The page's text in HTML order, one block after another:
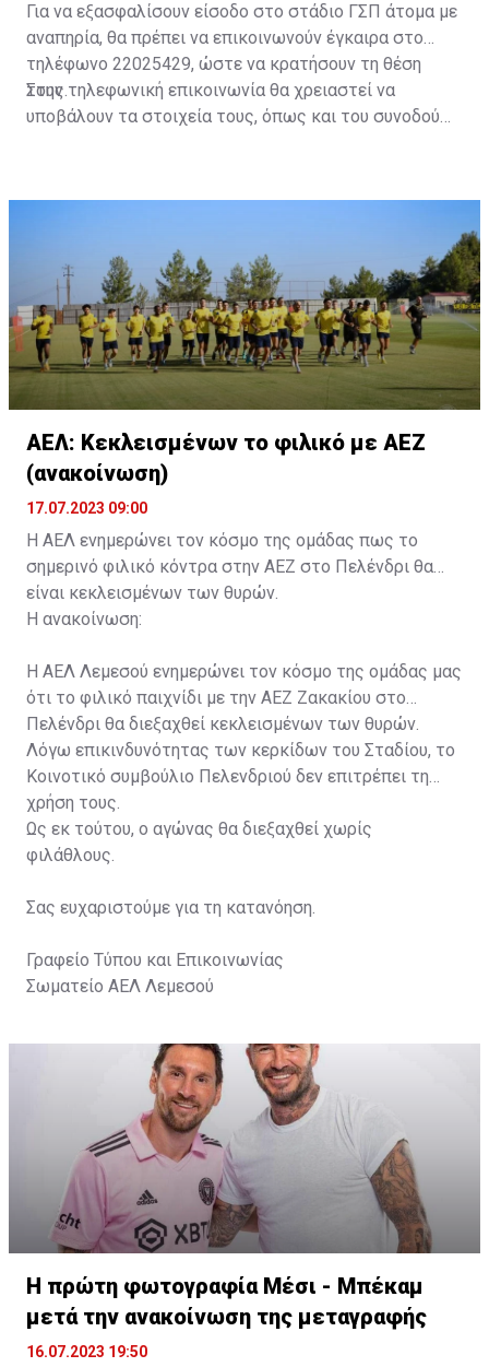
Για να εξασφαλίσουν είσοδο στο στάδιο ΓΣΠ άτομα με
αναπηρία, θα πρέπει να επικοινωνούν έγκαιρα στο
τηλέφωνο 22025429, ώστε να κρατήσουν τη θέση
τους.
Στην τηλεφωνική επικοινωνία θα χρειαστεί να
υποβάλουν τα στοιχεία τους, όπως και του συνοδού
κάρτα ΑμεΑ και αριθμός κάρτας φιλάθλου του
ΑΕΛ: Κεκλεισμένων το φιλικό με ΑΕΖ
(ανακοίνωση)
17.07.2023 09:00
Η ΑΕΛ ενημερώνει τον κόσμο της ομάδας πως το
σημερινό φιλικό κόντρα στην ΑΕΖ στο Πελένδρι θα
είναι κεκλεισμένων των θυρών.
Η ανακοίνωση:
Η ΑΕΛ Λεμεσού ενημερώνει τον κόσμο της ομάδας μας
ότι το φιλικό παιχνίδι με την ΑΕΖ Ζακακίου στο
Πελένδρι θα διεξαχθεί κεκλεισμένων των θυρών.
Λόγω επικινδυνότητας των κερκίδων του Σταδίου, το
Κοινοτικό συμβούλιο Πελενδριού δεν επιτρέπει τη
χρήση τους.
Ως εκ τούτου, ο αγώνας θα διεξαχθεί χωρίς
φιλάθλους.
Σας ευχαριστούμε για τη κατανόηση.
Γραφείο Τύπου και Επικοινωνίας
Σωματείο ΑΕΛ Λεμεσού
Η πρώτη φωτογραφία Μέσι - Μπέκαμ
μετά την ανακοίνωση της μεταγραφής
16.07.2023 19:50